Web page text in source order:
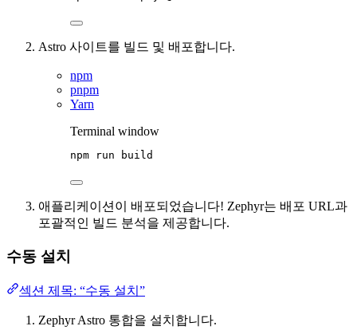
Astro 사이트를 빌드 및 배포합니다.
npm
pnpm
Yarn
Terminal window
npm run build
애플리케이션이 배포되었습니다! Zephyr는 배포 URL과
포괄적인 빌드 분석을 제공합니다.
수동 설치
섹션 제목: “수동 설치”
Zephyr Astro 통합을 설치합니다.